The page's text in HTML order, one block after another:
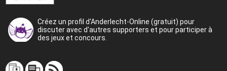
Créez un profil d'Anderlecht-Online (gratuit) pour
discuter avec d'autres supporters et pour participer à
des jeux et concours.